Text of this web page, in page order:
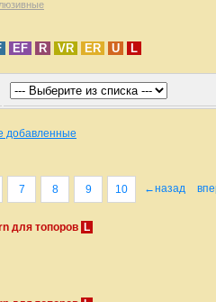
EF R VR ER U L
добавленные
7 8 9 10 ←назад
для топоров L